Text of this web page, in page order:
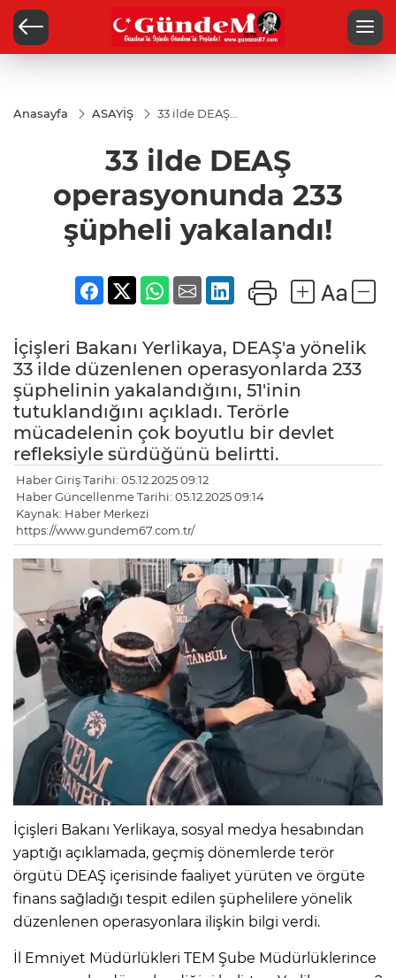
Anasayfa ASAYİŞ
33 ilde DEAŞ
yakalandı!
33 ilde DEAŞ
operasyonunda 233
şüpheli yakalandı!
İçişleri Bakanı Yerlikaya, DEAŞ'a yönelik
33 ilde düzenlenen operasyonlarda 233
şüphelinin yakalandığını, 51'inin
tutuklandığını açıkladı. Terörle
mücadelenin çok boyutlu bir devlet
refleksiyle sürdüğünü belirtti.
Haber Giriş Tarihi: 05.12.2025 09:12
Haber Güncellenme Tarihi: 05.12.2025 09:14
Kaynak: Haber Merkezi
https://www.gundem67.com.tr/
İçişleri Bakanı Yerlikaya, sosyal medya hesabından
yaptığı açıklamada, geçmiş dönemlerde terör
örgütü DEAŞ içerisinde faaliyet yürüten ve örgüte
finans sağladığı tespit edilen şüphelilere yönelik
düzenlenen operasyonlara ilişkin bilgi verdi.
İl Emniyet Müdürlükleri TEM Şube Müdürlüklerince